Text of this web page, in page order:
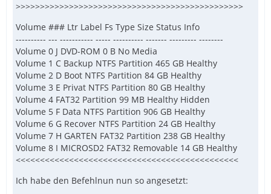
>>>>>>>>>>>>>>>>>>>>>>>>>>>>>>>>>>>>>>>>>>>>>>>
Volume ### Ltr Label Fs Type Size Status Info
---------- --- ----------- ----- ---------- ------- --------- --------
Volume 0 J DVD-ROM 0 B No Media
Volume 1 C Backup NTFS Partition 465 GB Healthy
Volume 2 D Boot NTFS Partition 84 GB Healthy
Volume 3 E Privat NTFS Partition 80 GB Healthy
Volume 4 FAT32 Partition 99 MB Healthy Hidden
Volume 5 F Data NTFS Partition 906 GB Healthy
Volume 6 G Recover NTFS Partition 24 GB Healthy
Volume 7 H GARTEN FAT32 Partition 238 GB Healthy
Volume 8 I MICROSD2 FAT32 Removable 14 GB Healthy
<<<<<<<<<<<<<<<<<<<<<<<<<<<<<<<<<<<<<<<<<<<<<<
Ich habe den Befehlnun nun so angesetzt: